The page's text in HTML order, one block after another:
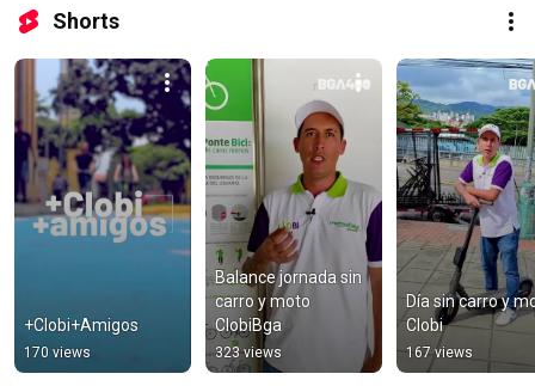
Shorts
+Clobi+Amigos
170 views
Balance jornada sin
carro y moto
ClobiBga
323 views
Día sin carro y
Clobi
167 views